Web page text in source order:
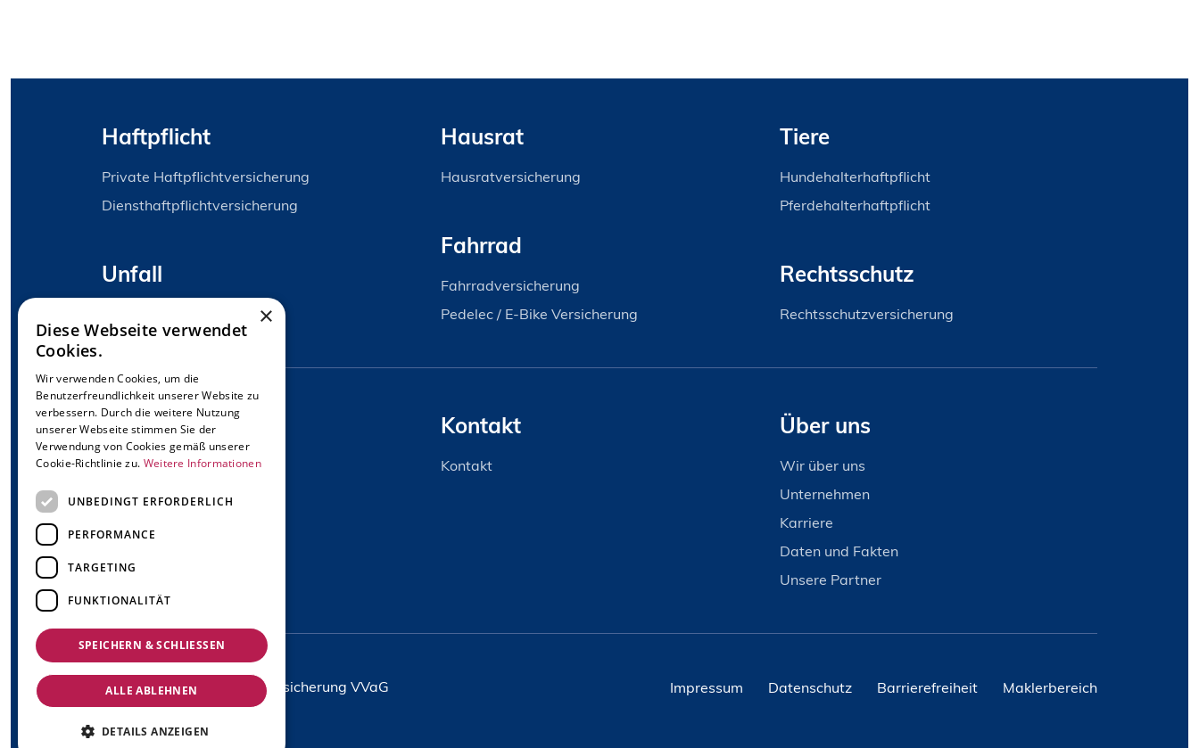
Haftpflicht
Private Haftpflichtversicherung
Diensthaftpflichtversicherung
Unfall
Hausrat
Hausratversicherung
Fahrrad
Fahrradversicherung
Pedelec / E-Bike Versicherung
Tiere
Hundehalterhaftpflicht
Pferdehalterhaftpflicht
Rechtsschutz
Rechtsschutzversicherung
Service
Schaden melden
SEPA Mandatsformular
Kontakt
Kontakt
Über uns
Wir über uns
Unternehmen
Karriere
Daten und Fakten
Unsere Partner
Copyright © 2024 MVK Versicherung VVaG Impressum Datenschutz Barrierefreiheit Maklerbereich
×
Diese Webseite verwendet
Cookies.
Wir verwenden Cookies, um die
Benutzerfreundlichkeit unserer Website zu
verbessern. Durch die weitere Nutzung
unserer Webseite stimmen Sie der
Verwendung von Cookies gemäß unserer
Cookie-Richtlinie zu. Weitere Informationen
UNBEDINGT ERFORDERLICH
PERFORMANCE
TARGETING
FUNKTIONALITÄT
SPEICHERN & SCHLIESSEN
ALLE ABLEHNEN
DETAILS ANZEIGEN